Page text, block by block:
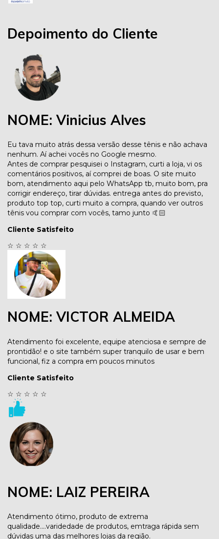
Depoimento do Cliente
NOME: Vinicius Alves
Eu tava muito atrás dessa versão desse tênis e não achava
nenhum. Aí achei vocês no Google mesmo.
Antes de comprar pesquisei o Instagram, curti a loja, vi os
comentários positivos, aí comprei de boas. O site muito
bom, atendimento aqui pelo WhatsApp tb, muito bom, pra
corrigir endereço, tirar dúvidas. entrega antes do previsto,
produto top top, curti muito a compra, quando ver outros
tênis vou comprar com vocês, tamo junto 🤙🏻
Cliente Satisfeito
☆ ☆ ☆ ☆ ☆
NOME: VICTOR ALMEIDA
Atendimento foi excelente, equipe atenciosa e sempre de
prontidão! e o site também super tranquilo de usar e bem
funcional, fiz a compra em poucos minutos
Cliente Satisfeito
☆ ☆ ☆ ☆ ☆
NOME: LAIZ PEREIRA
Atendimento ótimo, produto de extrema
qualidade....varidedade de produtos, emtraga rápida sem
dúvidas uma das melhores lojas da região.